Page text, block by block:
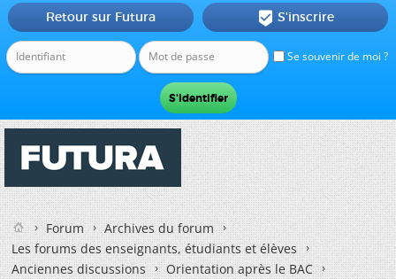
Se souvenir de moi ?
Retour sur Futura  S'inscrire
Forum
Archives du forum
Les forums des enseignants, étudiants et élèves
Anciennes discussions
Orientation après le BAC